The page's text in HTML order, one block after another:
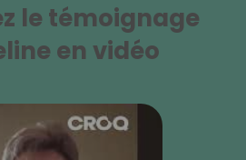
le témoignage
en vidéo